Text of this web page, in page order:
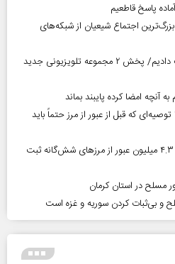
پاسخ قاطعیم
روایت بزرگ‌ترین اجتماع شیعیان از شبکه‌های
هنرمند منحصر‌به‌فردی را از دست دادیم/ پخش ۲ مجموعه تلویزیونی جدید
آنچه امضا کرده پایبند بماند
بازگشت زائران اربعین آغاز شد؛ ۱۰ توصیه‌ای که قبل از عبور از مرز حتماً باید
رکورد تردد زائران اربعین؛ بیش از ۴.۳ میلیون عبور از مرزهای شش‌گانه ثبت
و بی‌ثبات کردن سوریه و غزه است